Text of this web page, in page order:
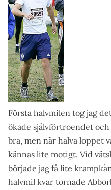
Första halvmilen tog jag
ökade självförtroendet
bra, men när halva loppet
kännas lite motigt. Vid
började jag få lite
halvmil kvar tornade